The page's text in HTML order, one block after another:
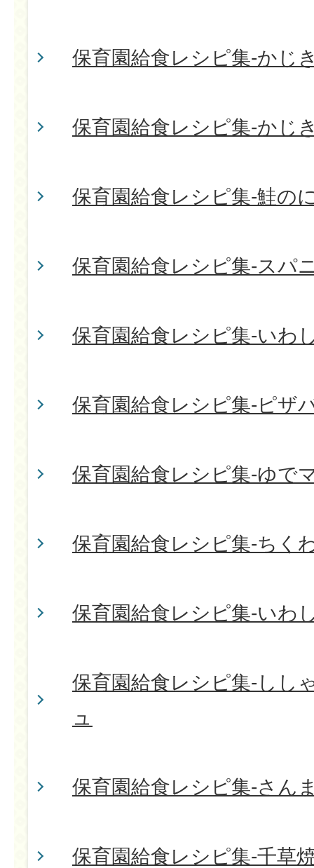
保育園給食レシピ集-かじ
保育園給食レシピ集-かじ
保育園給食レシピ集-鮭の
保育園給食レシピ集-スパ
保育園給食レシピ集-いわ
保育園給食レシピ集-ピザ
保育園給食レシピ集-ゆで
保育園給食レシピ集-ちく
保育園給食レシピ集-いわ
保育園給食レシピ集-しし
ュ
保育園給食レシピ集-さん
保育園給食レシピ集-千草